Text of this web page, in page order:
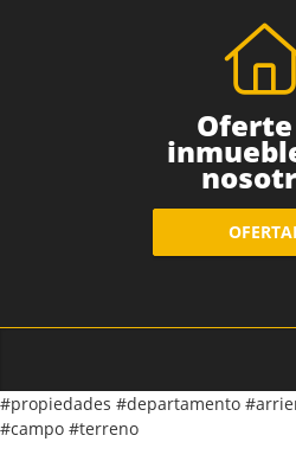
#propiedades #departamento
#campo #terreno